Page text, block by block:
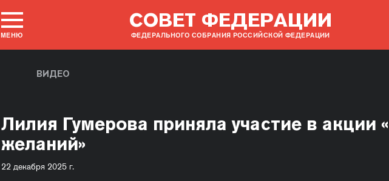
МЕНЮ
СОВЕТ ФЕДЕРАЦИИ
ФЕДЕРАЛЬНОГО СОБРАНИЯ РОССИЙСКОЙ ФЕДЕРАЦИИ
ВИДЕО
Лилия Гумерова приняла участие в акции
желаний»
22 декабря 2025 г.